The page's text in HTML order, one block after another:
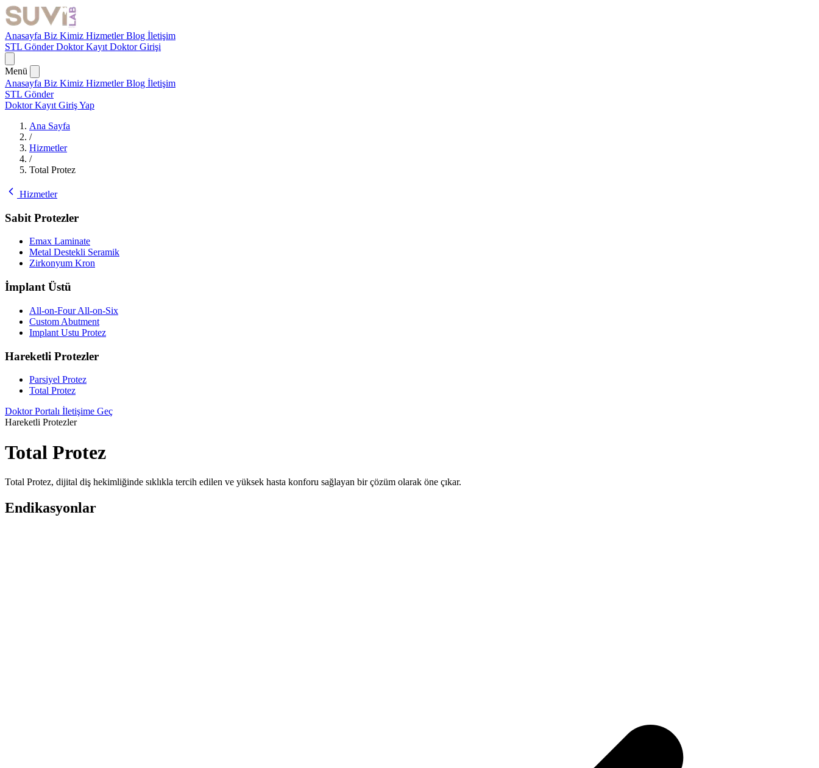
Anasayfa Biz Kimiz HizmetlerBlog İletişim
STL GönderDoktor Kayıt Doktor Girişi
Menü
Anasayfa Biz Kimiz HizmetlerBlog İletişim
STL Gönder
Doktor Kayıt Giriş Yap
Ana Sayfa
/
Hizmetler
/
Total Protez
Hizmetler
Sabit Protezler
Emax Laminate
Metal Destekli Seramik
Zirkonyum Kron
İmplant Üstü
All-on-Four All-on-Six
Custom Abutment
Implant Ustu Protez
Hareketli Protezler
Parsiyel Protez
Total Protez
Doktor Portalı İletişime Geç
Hareketli Protezler
Total Protez
Total Protez, dijital diş hekimliğinde sıklıkla tercih edilen ve yüksek hasta konforu sağlayan bir çözüm olarak öne çıkar.
Endikasyonlar